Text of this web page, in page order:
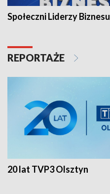
Społeczni Liderzy Biznesu
REPORTAŻE
20 lat TVP3 Olsztyn